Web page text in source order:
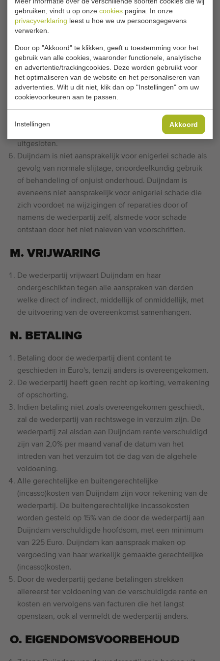
gebruiken, vindt u op onze cookies pagina. In onze
privacyverklaring leest u hoe we uw persoonsgegevens
verwerken.
Door op "Akkoord" te klikken, geeft u toestemming voor het
gebruik van alle cookies, waaronder functionele, analytische
en advertentie/trackingcookies. Deze worden gebruikt voor
het optimaliseren van de website en het personaliseren van
advertenties. Wilt u dit niet, klik dan op "Instellingen" om uw
cookievoorkeuren aan te passen.
Instellingen Akkoord
geleverde producten bedraagt maximaal het bedrag dat
Duijndam terzake van de betreffende geleverde
producten bij de wederpartij in rekening heeft gebracht
of zal brengen.
Duijndam is nimmer aansprakelijk voor indirecte schade
van de wederpartij, daaronder begrepen gevolgschade,
gederfde winst, gemiste besparingen en schade door
bedrijfsstagnaties.
aansprakelijkheid van personeel van Duijndam of van
door Duijndam ingeschakelde derden is uitdrukkelijk
uitgesloten.
Duijndam is niet aansprakelijk voor enigerlei schade als
gevolg van normale slijtage, onoordeelkundig gebruik
of behandeling of onjuist onderhoud. Duijndam is
eveneens niet aansprakelijk voor enigerlei schade die
zich voordoet na wijzigingen of reparaties door of
namens de wederpartij zelf, alsmede voor schade
ontstaan door het niet naleven van voorschriften.
M. VRIJWARING
De wederpartij vrijwaart Duijndam en haar
ondergeschikten tegen alle aanspraken van derden
welke direct of indirect, middellijk of onmiddellijk, met
de uitvoering van de overeenkomst samenhangen.
N. BETALING
Betaling door de wederpartij dient contant te
geschieden in Euro's, tenzij anders is overeengekomen.
De wederpartij heeft geen recht op korting, verrekening
of opschorting.
Indien betaling niet zoals overeengekomen geschiedt,
zal de wederpartij van rechtswege in verzuim zijn. De
wederpartij zal alsdan aan Duijndam rente verschuldigd
zijn van 2,0% per maand vanaf de datum van het
intreden van het verzuim tot de dag van de algehele
voldoening.
Alle gerechtelijke en buitengerechtelijke
(incasso)kosten van Duijndam zijn voor rekening van de
wederpartij. De buitengerechtelijke incassokosten
worden gesteld op 15% van de door de wederpartij aan
Duijndam verschuldigde hoofdsom, met een minimum
van 225 Euro. Duijndam kan aanspraak maken op
vergoeding van haar werkelijk gemaakte gerechtelijke
(incasso)kosten.
Door de wederpartij gedane betalingen strekken
allereerst ter voldoening van de verschuldigde rente en
kosten en vervolgens van facturen die het langst
openstaan, ook al vermeldt de wederpartij anders.
O. EIGENDOMSVOORBEHOUD